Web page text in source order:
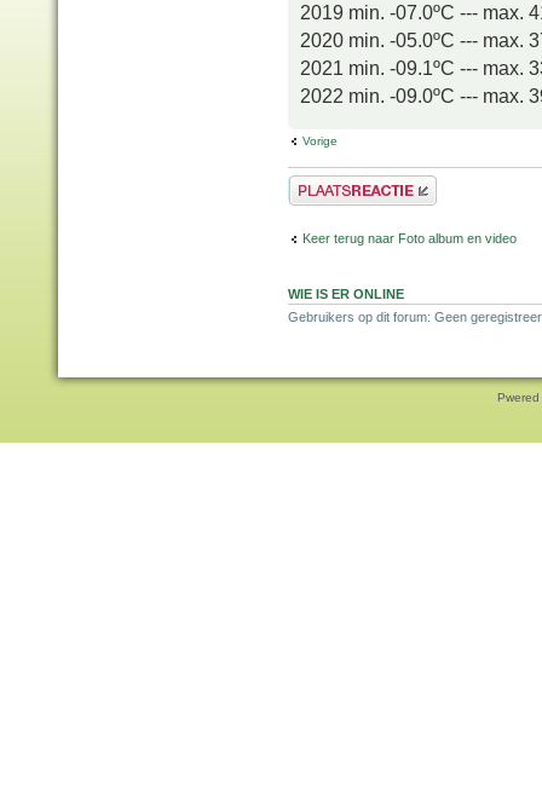
2019 min. -07.0ºC --- max.
2020 min. -05.0ºC --- max.
2021 min. -09.1ºC --- max.
2022 min. -09.0ºC --- max.
Vorige
Plaats een reactie
Keer terug naar Foto album en video
WIE IS ER ONLINE
Gebruikers op dit forum: Geen